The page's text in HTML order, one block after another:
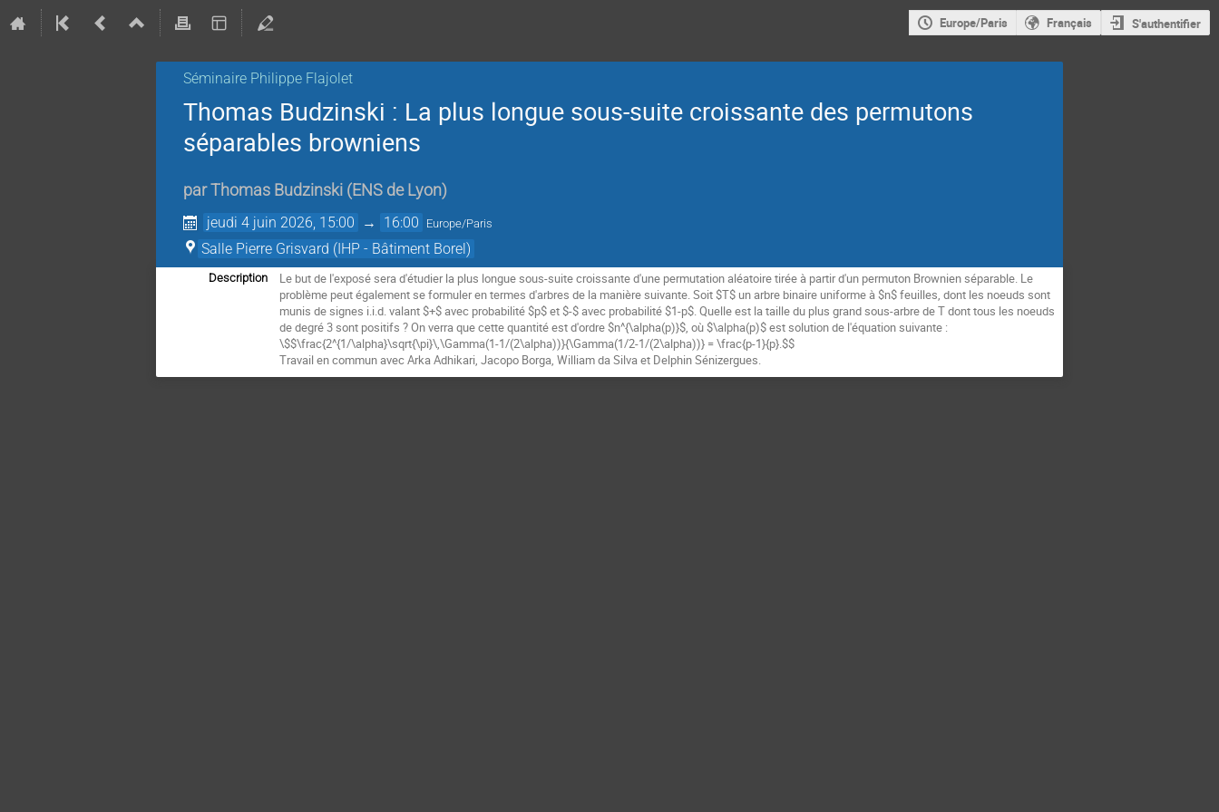
Europe/Paris Français S'authentifier
Séminaire Philippe Flajolet
Thomas Budzinski : La plus longue sous-suite croissante des permutons
séparables browniens
parThomas Budzinski (ENS de Lyon)
jeudi 4 juin 2026, 15:00 → 16:00 Europe/Paris
Salle Pierre Grisvard (IHP - Bâtiment Borel)
Description
Le but de l'exposé sera d'étudier la plus longue sous-suite croissante d'une permutation aléatoire tirée à partir d'un permuton Brownien séparable. Le
problème peut également se formuler en termes d'arbres de la manière suivante. Soit $T$ un arbre binaire uniforme à $n$ feuilles, dont les noeuds sont
munis de signes i.i.d. valant $+$ avec probabilité $p$ et $-$ avec probabilité $1-p$. Quelle est la taille du plus grand sous-arbre de T dont tous les noeuds
de degré 3 sont positifs ? On verra que cette quantité est d'ordre $n^{\alpha(p)}$, où $\alpha(p)$ est solution de l'équation suivante :
\$$\frac{2^{1/\alpha}\sqrt{\pi}\,\Gamma(1-1/(2\alpha))}{\Gamma(1/2-1/(2\alpha))} = \frac{p-1}{p}.$$
Travail en commun avec Arka Adhikari, Jacopo Borga, William da Silva et Delphin Sénizergues.